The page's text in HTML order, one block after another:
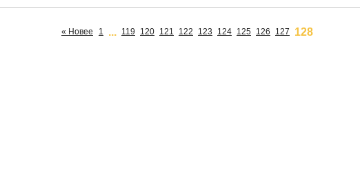
« Новее 1 ... 119 120 121 122 123 124 125 126 127 128